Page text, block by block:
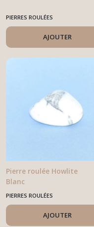
PIERRES ROULÉES
AJOUTER
Pierre roulée Howlite
Blanc
PIERRES ROULÉES
AJOUTER